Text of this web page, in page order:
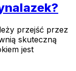
przejść przez
skuteczną
jest